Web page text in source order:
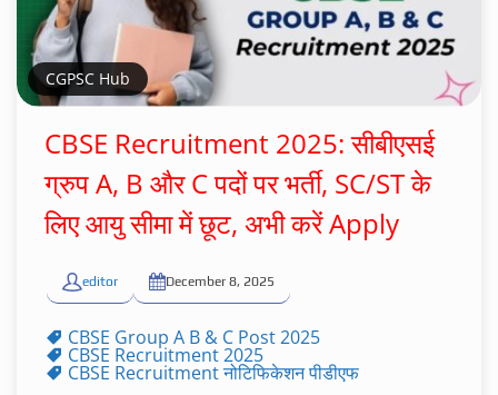
CGPSC Hub
CBSE Recruitment 2025: सीबीएसई
ग्रुप A, B और C पदों पर भर्ती, SC/ST के
लिए आयु सीमा में छूट, अभी करें Apply
editor December 8, 2025
CBSE Group A B & C Post 2025
CBSE Recruitment 2025
CBSE Recruitment नोटिफिकेशन पीडीएफ